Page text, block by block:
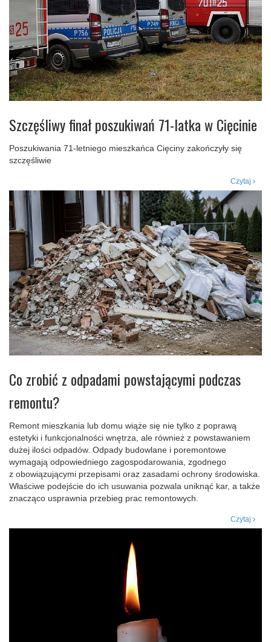
Szczęśliwy finał poszukiwań 71-latka w Cięcinie
Poszukiwania 71-letniego mieszkańca Cięciny zakończyły się
szczęśliwie
Czytaj
Co zrobić z odpadami powstającymi podczas
remontu?
Remont mieszkania lub domu wiąże się nie tylko z poprawą
estetyki i funkcjonalności wnętrza, ale również z powstawaniem
dużej ilości odpadów. Odpady budowlane i poremontowe
wymagają odpowiedniego zagospodarowania, zgodnego
z obowiązującymi przepisami oraz zasadami ochrony środowiska.
Właściwe podejście do ich usuwania pozwala uniknąć kar, a także
znacząco usprawnia przebieg prac remontowych.
Czytaj